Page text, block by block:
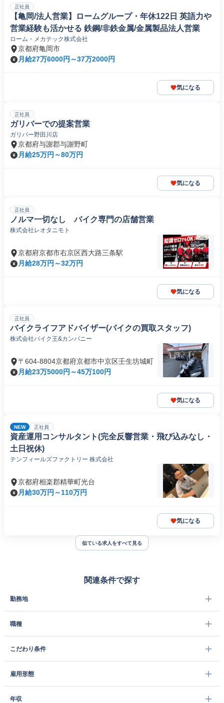
正社員
【亀岡/法人営業】ロームグループ・年休122日 英語力や
営業経験も活かせる 鉄鋼/非鉄金属/金属製品法人営業
ローム・メカテック株式会社
京都府亀岡市
月給27万6000円～37万2000円
気になる
正社員
ガリバーでの提案営業
ガリバー野田川店
京都府与謝郡与謝野町
月給25万円～80万円
気になる
正社員
ノルマ一切なし バイク専門の店舗営業
株式会社レオタニモト
京都府京都市右京区西大路三条駅
月給28万円～32万円
気になる
正社員
バイクライフアドバイザー(バイクの買取スタッフ)
株式会社バイク王&カンパニー
〒604-8804京都府京都市中京区壬生坊城町
月給23万5000円～45万100円
気になる
NEW 正社員
資産運用コンサルタント(完全反響営業・飛び込みなし・
土日祝休)
テンフィールズファクトリー 株式会社
京都府相楽郡精華町光台
月給30万円～110万円
気になる
似ている求人をすべて見る
関連条件で探す
勤務地
職種
こだわり条件
雇用形態
年収